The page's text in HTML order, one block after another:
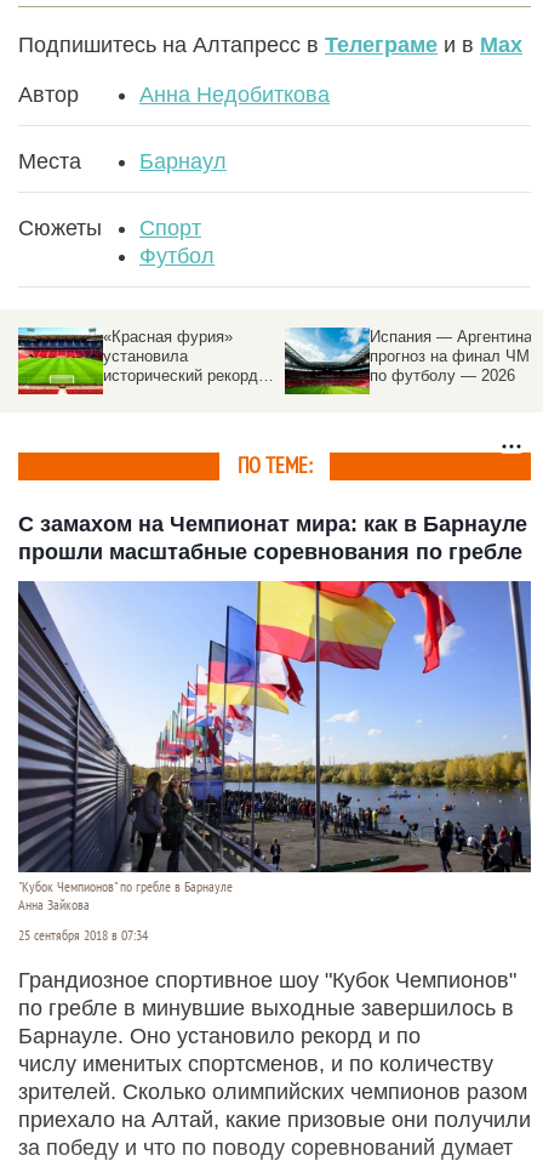
Подпишитесь на Алтапресс в Телеграме и в Max
Автор Анна Недобиткова
Места Барнаул
Сюжеты
Спорт
Футбол
«Красная фурия»
установила
исторический рекорд
Испания — Аргентина:
прогноз на финал ЧМ
по футболу — 2026
ПО ТЕМЕ:
С замахом на Чемпионат мира: как в Барнауле
прошли масштабные соревнования по гребле
"Кубок Чемпионов" по гребле в Барнауле
Анна Зайкова
25 сентября 2018 в 07:34
Грандиозное спортивное шоу "Кубок Чемпионов"
по гребле в минувшие выходные завершилось в
Барнауле. Оно установило рекорд и по
числу именитых спортсменов, и по количеству
зрителей. Сколько олимпийских чемпионов разом
приехало на Алтай, какие призовые они получили
за победу и что по поводу соревнований думает